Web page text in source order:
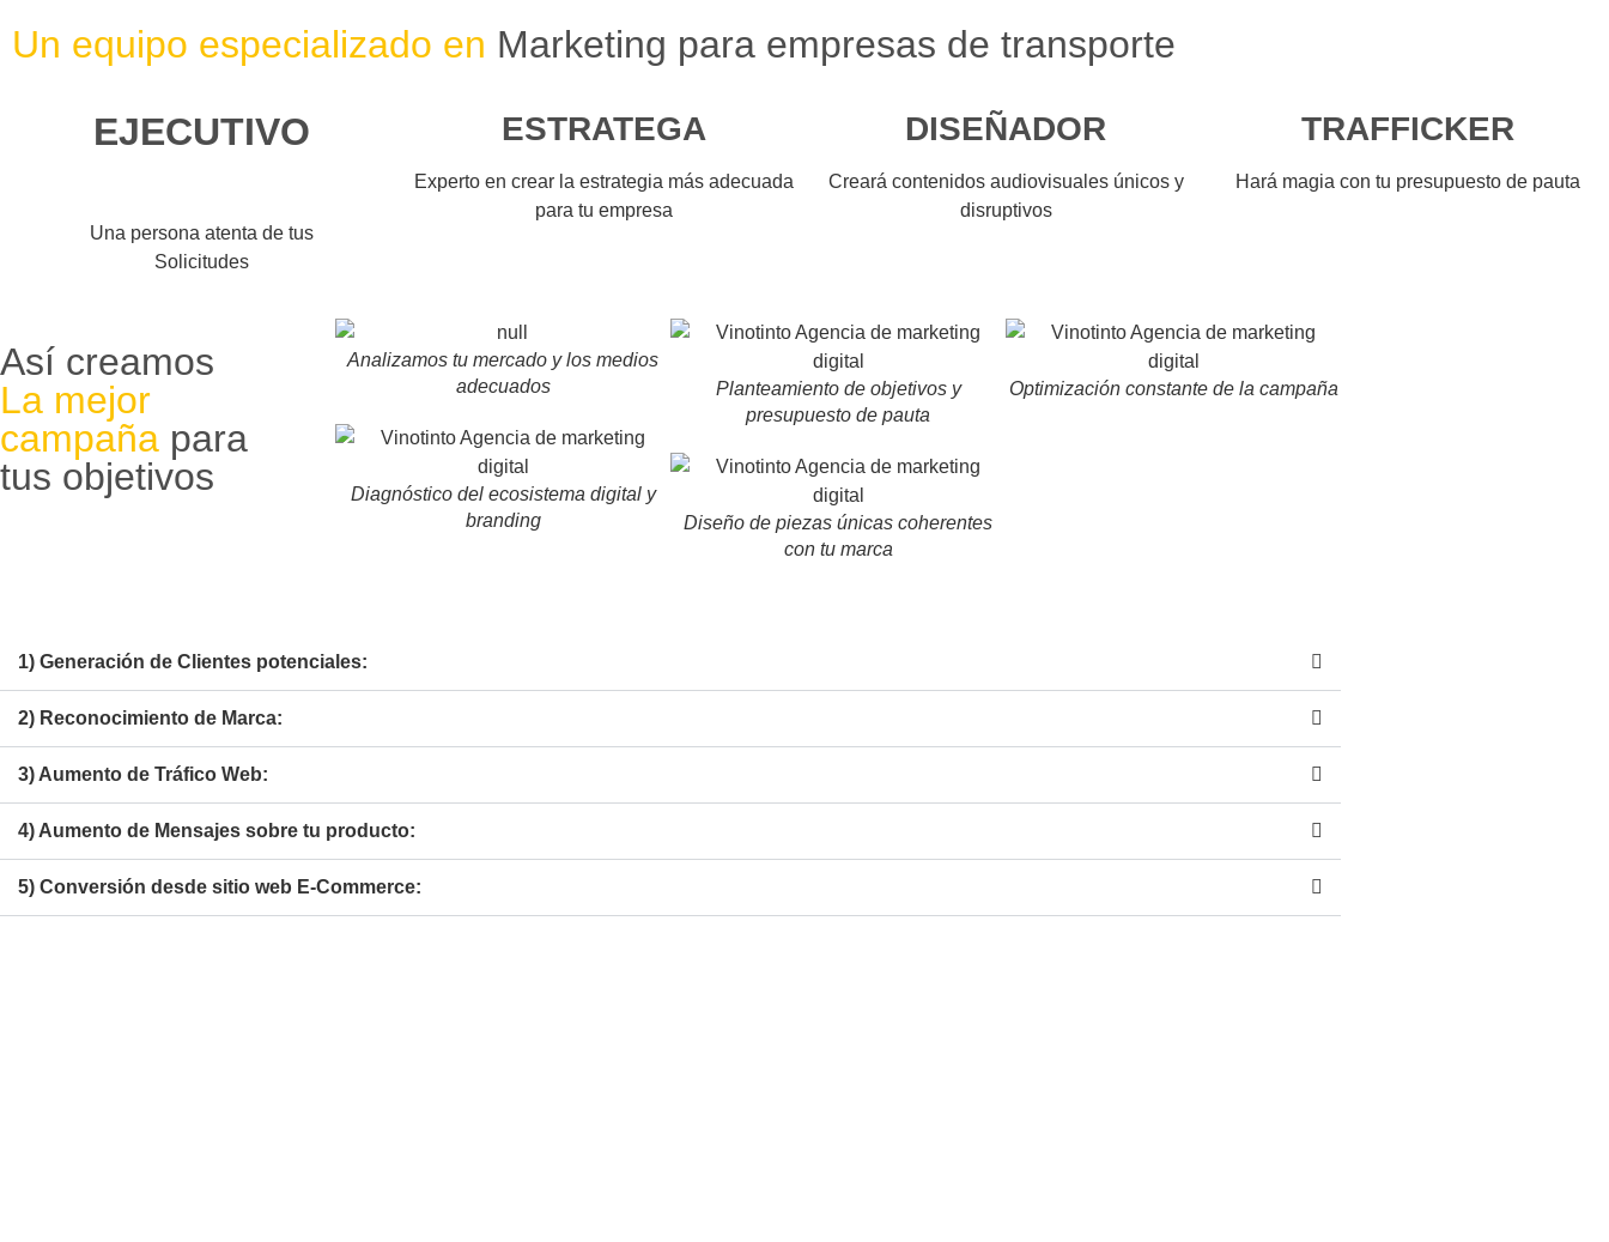
Un equipo especializado en Marketing para empresas de transporte
EJECUTIVO
Una persona atenta de tus
Solicitudes
ESTRATEGA
Experto en crear la estrategia más adecuada
para tu empresa
DISEÑADOR
Creará contenidos audiovisuales únicos y
disruptivos
TRAFFICKER
Hará magia con tu presupuesto de pauta
Así creamos
La mejor
campaña para
tus objetivos
Analizamos tu mercado y los medios
adecuados
Diagnóstico del ecosistema digital y
branding
Planteamiento de objetivos y
presupuesto de pauta
Diseño de piezas únicas coherentes
con tu marca
Optimización constante de la campaña
1) Generación de Clientes potenciales:
2) Reconocimiento de Marca:
3) Aumento de Tráfico Web:
4) Aumento de Mensajes sobre tu producto:
5) Conversión desde sitio web E-Commerce: